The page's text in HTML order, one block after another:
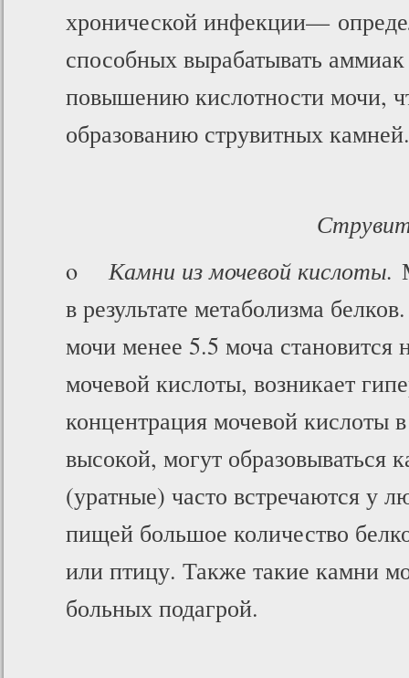
хронической инфекции—
способных вырабатывать
повышению кислотности мочи,
образованию струвитных камней.
oКамни из мочевой кислоты.
в результате метаболизма
мочи менее 5.5 моча
мочевой кислоты, возникает
концентрация мочевой кислоты
высокой, могут
(уратные) часто встречаются у
пищей большое количество
или птицу. Также такие камни
больных подагрой.